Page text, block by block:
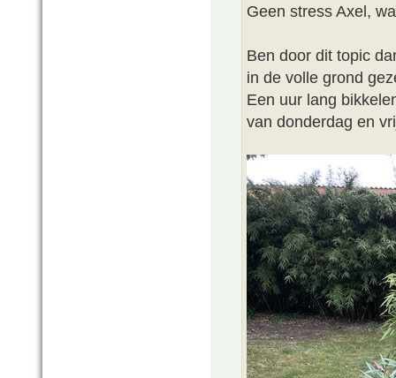
Geen stress Axel,
Ben door dit topic
in de volle grond
Een uur lang
van donderdag en